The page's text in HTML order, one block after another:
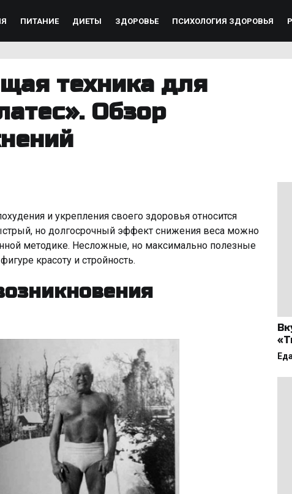
ПИТАНИЕ ДИЕТЫ ЗДОРОВЬЕ ПСИХОЛОГИЯ ЗДОРОВЬЯ
техника для
Обзор
и укрепления своего здоровья относится
но долгосрочный эффект снижения веса можно
методике. Несложные, но максимально полезные
красоту и стройность.